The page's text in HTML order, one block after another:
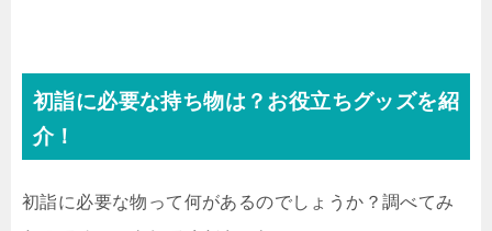
初詣に必要な持ち物は？お役立ちグッズを紹
介！
初詣に必要な物って何があるのでしょうか？調べてみ